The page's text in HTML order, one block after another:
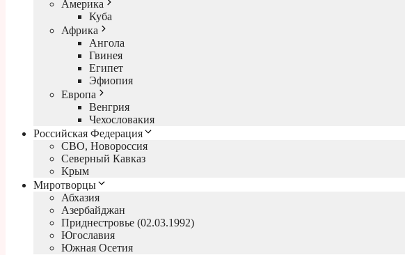
Америка
Куба
Африка
Ангола
Гвинея
Египет
Эфиопия
Европа
Венгрия
Чехословакия
Российская Федерация
СВО, Новороссия
Северный Кавказ
Крым
Миротворцы
Абхазия
Азербайджан
Приднестровье (02.03.1992)
Югославия
Южная Осетия